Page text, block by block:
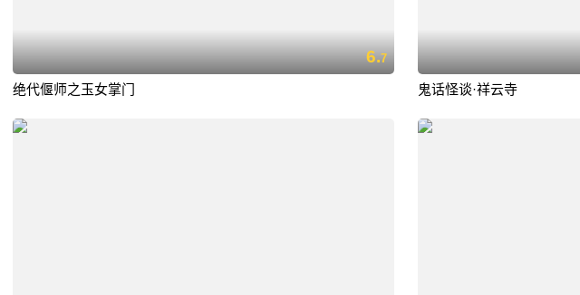
6.7
绝代偃师之玉女掌门 鬼话怪谈·祥云寺